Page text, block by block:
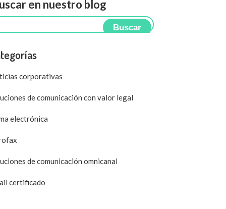
en nuestro blog
Buscar
corporativas
de comunicación con valor legal
electrónica
de comunicación omnicanal
certificado